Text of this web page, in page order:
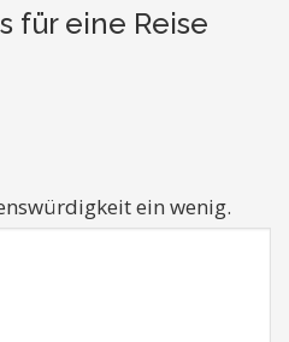
für eine Reise
ein wenig.